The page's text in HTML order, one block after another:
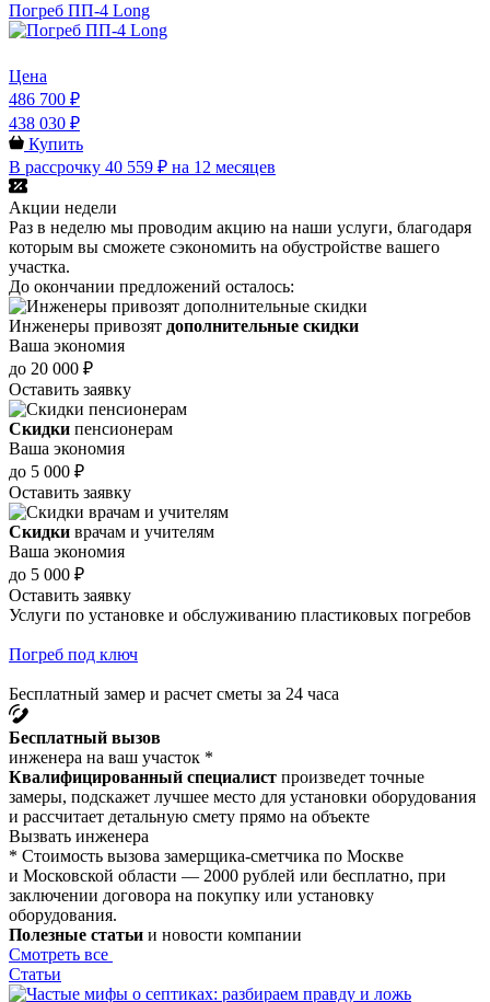
Погреб ПП-4 Long
Цена
486 700 ₽
438 030 ₽
Купить
В рассрочку 40 559 ₽ на 12 месяцев
Акции недели
Раз в неделю мы проводим акцию на наши услуги, благодаря
которым вы сможете сэкономить на обустройстве вашего
участка.
До окончании предложений осталось:
Инженеры привозят дополнительные скидки
Ваша экономия
до 20 000 ₽
Оставить заявку
Скидки пенсионерам
Ваша экономия
до 5 000 ₽
Оставить заявку
Скидки врачам и учителям
Ваша экономия
до 5 000 ₽
Оставить заявку
Услуги по установке и обслуживанию пластиковых погребов
Погреб под ключ
Бесплатный замер и расчет сметы за 24 часа
Бесплатный вызов
инженера на ваш участок *
Квалифицированный специалист произведет точные
замеры, подскажет лучшее место для установки оборудования
и рассчитает детальную смету прямо на объекте
Вызвать инженера
* Стоимость вызова замерщика-сметчика по Москве
и Московской области — 2000 рублей или бесплатно, при
заключении договора на покупку или установку
оборудования.
Полезные статьи и новости компании
Смотреть все
Статьи